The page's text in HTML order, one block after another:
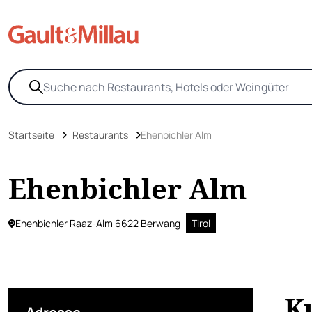
Startseite Restaurants Ehenbichler Alm
Ehenbichler Alm
Ehenbichler Raaz-Alm 6622 Berwang Tirol